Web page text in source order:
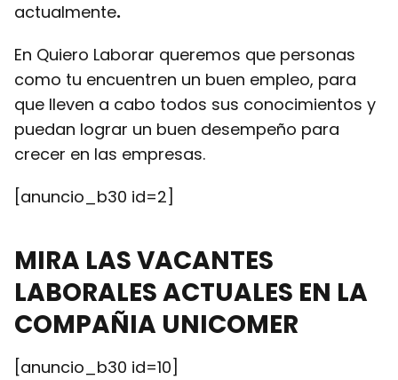
actualmente.
En Quiero Laborar queremos que personas
como tu encuentren un buen empleo, para
que lleven a cabo todos sus conocimientos y
puedan lograr un buen desempeño para
crecer en las empresas.
[anuncio_b30 id=2]
MIRA LAS VACANTES
LABORALES ACTUALES EN LA
COMPAÑIA UNICOMER
[anuncio_b30 id=10]